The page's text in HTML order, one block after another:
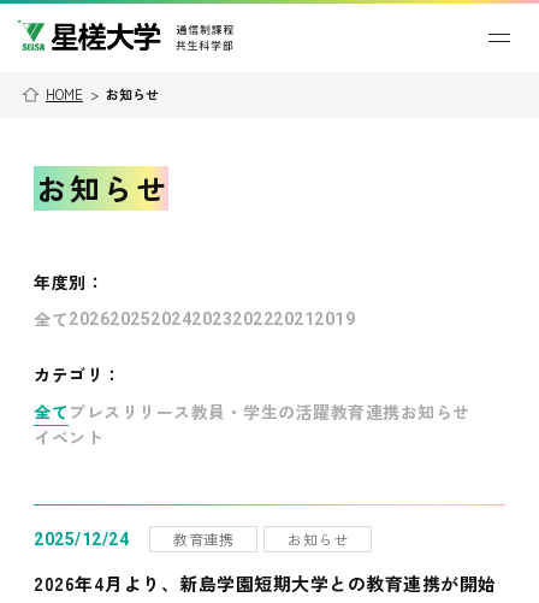
HOME > お知らせ
お知らせ
年度別 ：
全て202620252024202320222021 2019
カテゴリ：
全て プレスリリース教員・学生の活躍教育連携お知らせ
イベント
2025/12/24 教育連携 お知らせ
2026年4月より、新島学園短期大学との教育連携が開始